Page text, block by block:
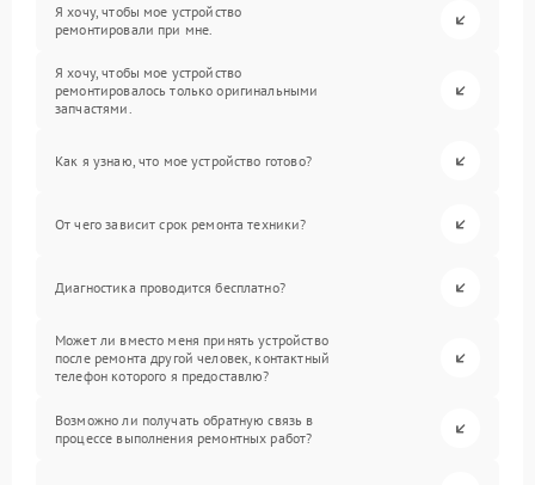
Я хочу, чтобы мое устройство
ремонтировали при мне.
Я хочу, чтобы мое устройство
ремонтировалось только оригинальными
запчастями.
Как я узнаю, что мое устройство готово?
От чего зависит срок ремонта техники?
Диагностика проводится бесплатно?
Может ли вместо меня принять устройство
после ремонта другой человек, контактный
телефон которого я предоставлю?
Возможно ли получать обратную связь в
процессе выполнения ремонтных работ?